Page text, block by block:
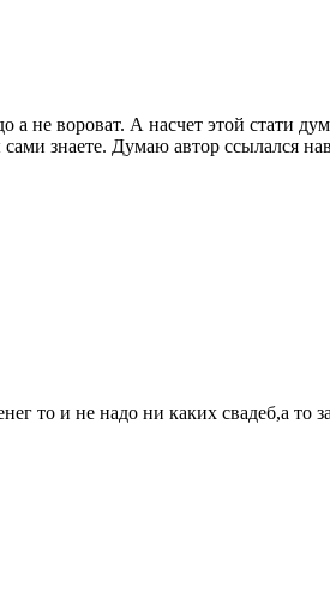
не вороват. А насчет этой стати
знаете. Думаю автор ссылался
и не надо ни каких свадеб,а то